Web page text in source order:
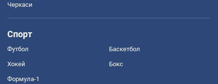
Черкаси
Спорт
Футбол Баскетбол
Хокей Бокс
Формула-1